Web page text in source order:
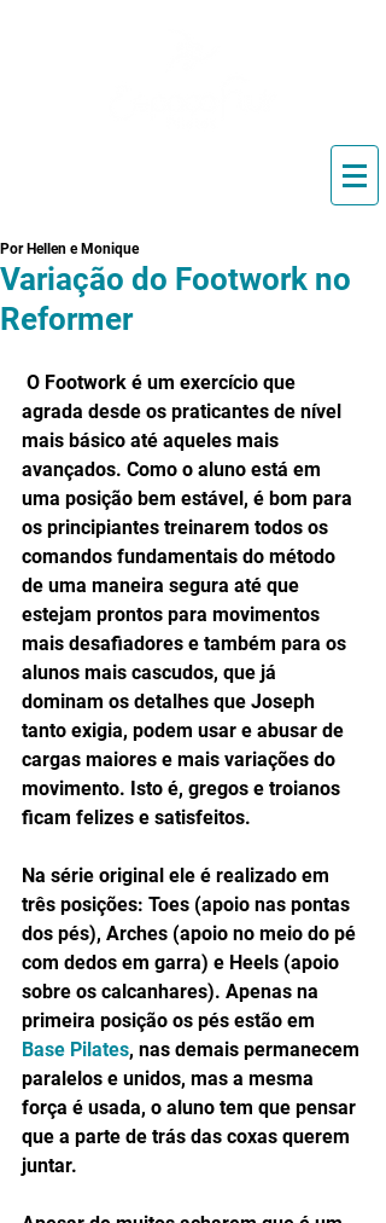
Variação do Footwork no
Reformer
Por Hellen e Monique
agrada desde os praticantes de nível
mais básico até aqueles mais
avançados. Como o aluno está em
uma posição bem estável, é bom para
os principiantes treinarem todos os
comandos fundamentais do método
de uma maneira segura até que
estejam prontos para movimentos
mais desafiadores e também para os
alunos mais cascudos, que já
dominam os detalhes que Joseph
tanto exigia, podem usar e abusar de
cargas maiores e mais variações do
movimento. Isto é, gregos e troianos
ficam felizes e satisfeitos.
Na série original ele é realizado em
três posições: Toes (apoio nas pontas
dos pés), Arches (apoio no meio do pé
com dedos em garra) e Heels (apoio
sobre os calcanhares). Apenas na
primeira posição os pés estão em
Base Pilates, nas demais permanecem
paralelos e unidos, mas a mesma
força é usada, o aluno tem que pensar
que a parte de trás das coxas querem
juntar.